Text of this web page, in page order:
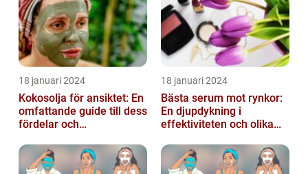
18 januari 2024
Kokosolja för ansiktet: En
omfattande guide till dess
fördelar och
18 januari 2024
Bästa serum mot rynkor:
En djupdykning i
effektiviteten och olika